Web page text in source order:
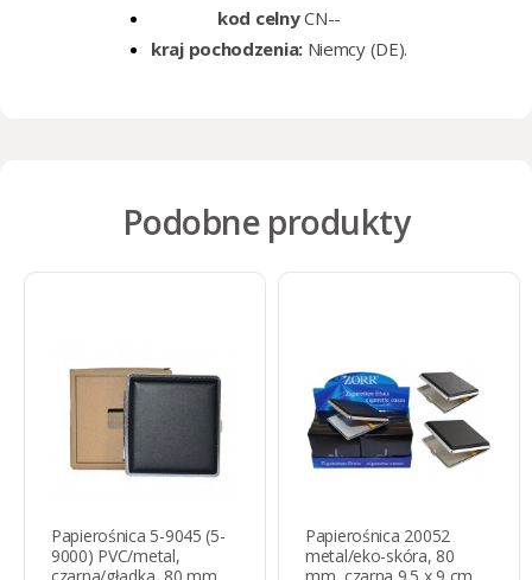
kod celnyCN--
kraj pochodzenia:Niemcy (DE).
Podobne produkty
Papierośnica 5-9045 (5-
9000) PVC/metal,
Papierośnica 20052
metal/eko-skóra, 80